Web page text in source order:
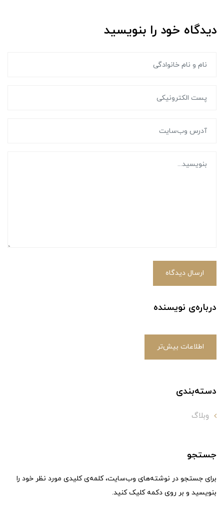
دیدگاه خود را بنویسید
ارسال دیدگاه
درباره‌ی نویسنده
اطلاعات بیش‌تر
دسته‌بندی
وبلاگ
جستجو
برای جستجو در نوشته‌های وب‌سایت، کلمه‌ی کلیدی مورد نظر خود را
بنویسید و بر روی دکمه کلیک کنید.